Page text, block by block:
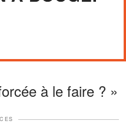
à le faire ? »